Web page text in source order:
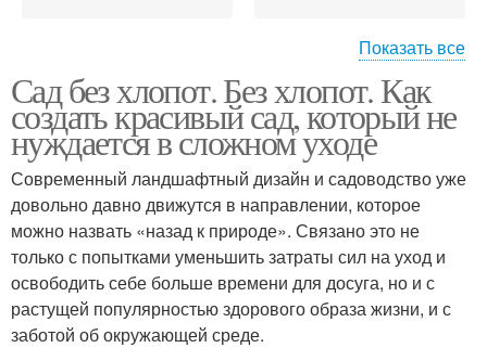
ландшафтном дизайне
Изгородь из
вечнозеленых растений
Растения для создания
Вечнозеленые
кустарники
Бордюрные растения
Показать все
Сад без хлопот. Без хлопот. Как
создать красивый сад, который не
нуждается в сложном уходе
Современный ландшафтный дизайн и садоводство уже
довольно давно движутся в направлении, которое
можно назвать «назад к природе». Связано это не
только с попытками уменьшить затраты сил на уход и
освободить себе больше времени для досуга, но и с
растущей популярностью здорового образа жизни, и с
заботой об окружающей среде.